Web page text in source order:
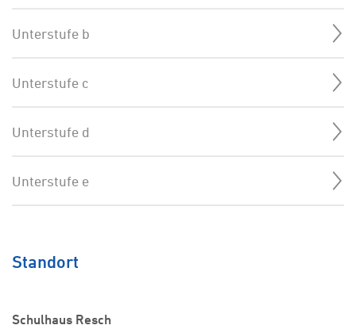
Unterstufe b
Unterstufe c
Unterstufe d
Unterstufe e
Standort
Schulhaus Resch